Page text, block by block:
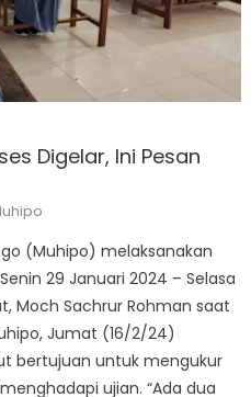
Digelar, Ini Pesan
(Muhipo) melaksanakan
29 Januari 2024 – Selasa
Moch Sachrur Rohman saat
Jumat (16/2/24)
bertujuan untuk mengukur
ujian. “Ada dua